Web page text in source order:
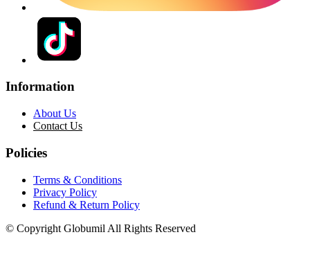
Information
About Us
Contact Us
Policies
Terms & Conditions
Privacy Policy
Refund & Return Policy
© Copyright Globumil All Rights Reserved